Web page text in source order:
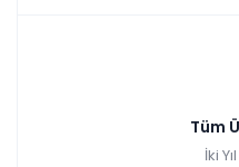
Tüm
İki